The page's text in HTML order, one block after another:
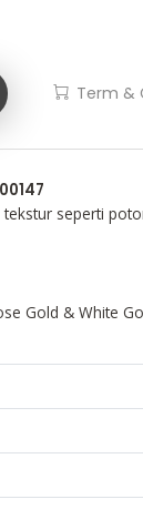
Term &
seperti
Gold & White